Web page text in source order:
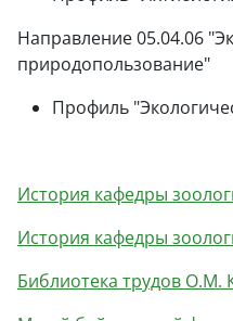
Направление 05.04.06
природопользование"
Профиль
История кафедры
История кафедры
Библиотека трудов О.М.